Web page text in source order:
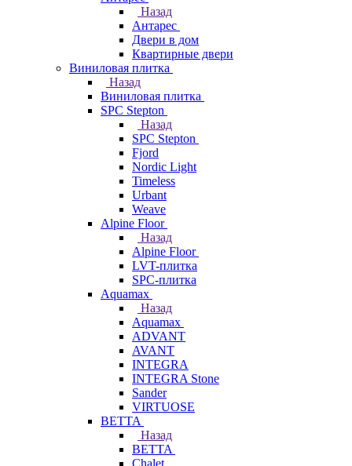
Назад
Антарес
Двери в дом
Квартирные двери
Виниловая плитка
Назад
Виниловая плитка
SPC Stepton
Назад
SPC Stepton
Fjord
Nordic Light
Timeless
Urbant
Weave
Alpine Floor
Назад
Alpine Floor
LVT-плитка
SPC-плитка
Aquamax
Назад
Aquamax
ADVANT
AVANT
INTEGRA
INTEGRA Stone
Sander
VIRTUOSE
BETTA
Назад
BETTA
Chalet